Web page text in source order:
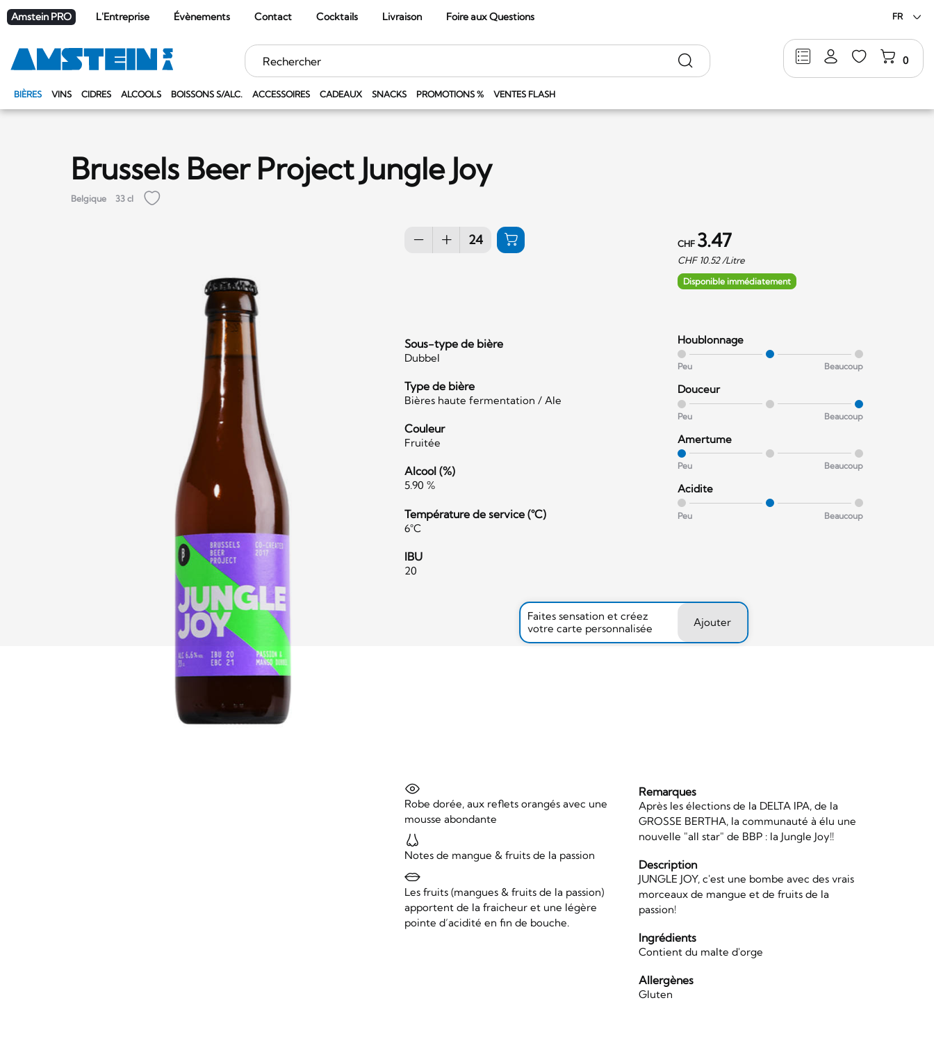
Amstein PRO L'Entreprise Évènements Contact Cocktails Livraison Foire aux Questions FR
BIÈRES VINS CIDRES ALCOOLS BOISSONS S/ALC. ACCESSOIRES CADEAUX SNACKS PROMOTIONS % VENTES FLASH
0
Mots
clés
Rechercher
Brussels Beer Project Jungle Joy
Belgique 33 cl
CHF 3.47
CHF 10.52/Litre
Disponible immédiatement
Sous-type de bière
Dubbel
Type de bière
Bières haute fermentation / Ale
Couleur
Fruitée
Alcool (%)
5.90 %
Température de service (°C)
6°C
IBU
20
Houblonnage
Peu Beaucoup
Douceur
Peu Beaucoup
Amertume
Peu Beaucoup
Acidite
Peu Beaucoup
Faites sensation et créez
votre carte personnalisée
Ajouter
Robe dorée, aux reflets orangés avec une
mousse abondante
Notes de mangue & fruits de la passion
Les fruits (mangues & fruits de la passion)
apportent de la fraicheur et une légère
pointe d’acidité en fin de bouche.
Remarques
Après les élections de la DELTA IPA, de la
GROSSE BERTHA, la communauté à élu une
nouvelle "all star" de BBP : la Jungle Joy!!
Description
JUNGLE JOY, c'est une bombe avec des vrais
morceaux de mangue et de fruits de la
passion!
Ingrédients
Contient du malte d'orge
Allergènes
Gluten